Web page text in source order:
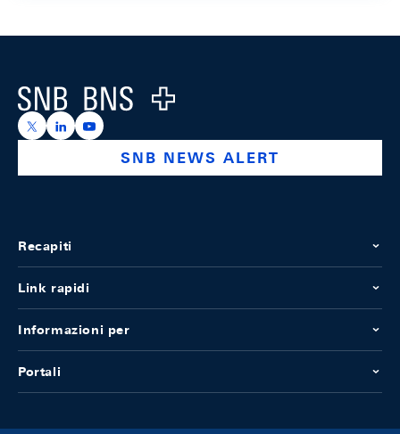
Logo
https://x.com/snb_bns
https://ch.linkedin.com/company/swiss-national-
https://www.youtube.com/@swissnationalbank
SNB NEWS ALERT
Recapiti
Link rapidi
Informazioni per
Portali